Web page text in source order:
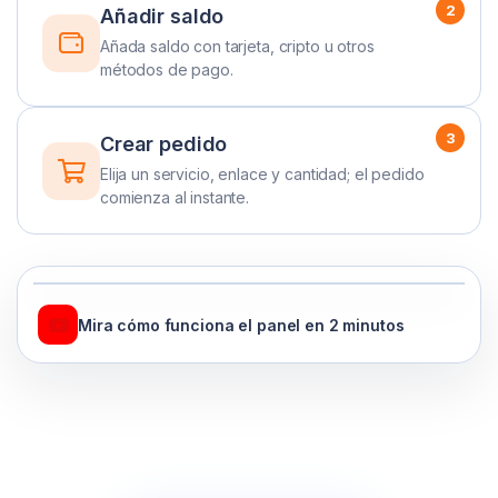
2
Añadir saldo
Añada saldo con tarjeta, cripto u otros
métodos de pago.
3
Crear pedido
Elija un servicio, enlace y cantidad; el pedido
comienza al instante.
Mira cómo funciona el panel en 2 minutos